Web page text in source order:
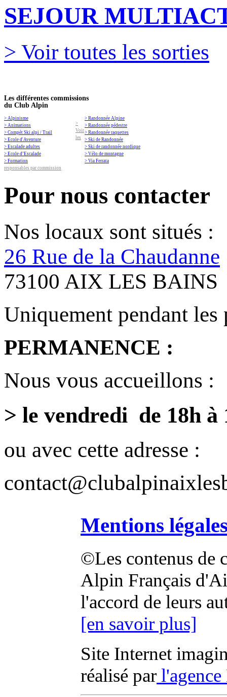
SEJOUR
> Voir toutes les sorties
Les différentes commissions
du Club Alpin
> Alpinisme
> Animations
> Compét Ski alpi / Trail
> Ecole d'Aventure
> Escalade adultes
> Ecole d’Escalade
> Formation
> Randonnée Alpine
> Randonnée pédestre
> Randonnée raquettes
> Ski de Randonnée
> Ski de randonnée nordique
> Vélo de montagne
> Via Ferrata
>
Voir
les
responsables par commission
Pour nous contacter
Nos locaux sont situés :
26 Rue de la Chaudanne
73100 AIX LES BAINS
Uniquement pendant les
PERMANENCE :
Nous vous accueillons :
> le vendredi de 18h à
ou avec cette adresse :
Mentions
©Les contenus de
Alpin Français
l'accord de leurs
[en savoir plus]
Site Internet
réalisé par